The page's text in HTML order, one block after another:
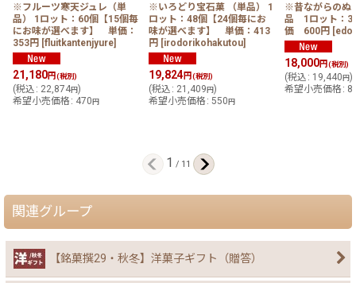
※フルーツ寒天ジュレ（単
品） 1ロット：60個【15個毎
にお味が選べます】 単価：
353円 [fluitkantenjyure]
21,180円(税別)
(税込 : 22,874円)
希望小売価格 : 470円
※いろどり宝石菓 （単品） 1
ロット：48個【24個毎にお
味が選べます】 単価：413
円 [irodorikohakutou]
19,824円(税別)
(税込 : 21,409円)
希望小売価格 : 550円
※昔ながらの
品 1ロット：
価 600円 [
18,000円(税別)
(税込 : 19,440円)
希望小売価格 :
1 / 11
関連グループ
【銘菓撰29・秋冬】洋菓子ギフト（贈答）